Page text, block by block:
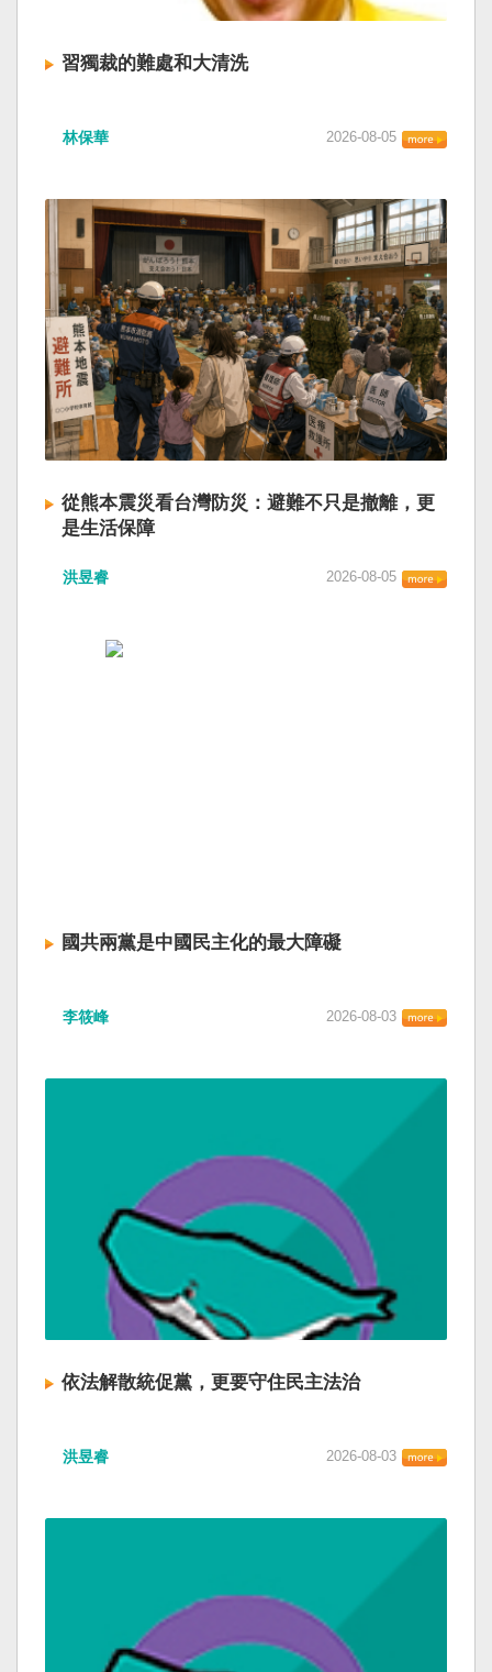
習獨裁的難處和大清洗
林保華 2026-08-05
從熊本震災看台灣防災：避難不只是撤離，更
是生活保障
洪昱睿 2026-08-05
國共兩黨是中國民主化的最大障礙
李筱峰 2026-08-03
依法解散統促黨，更要守住民主法治
洪昱睿 2026-08-03